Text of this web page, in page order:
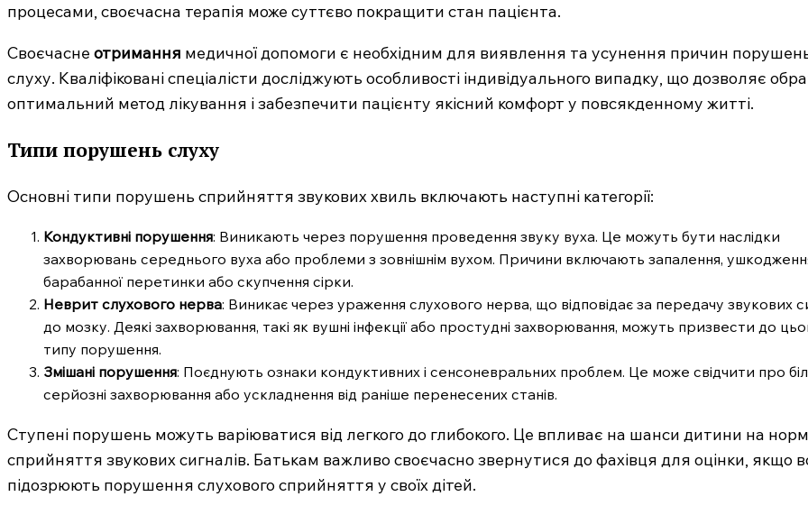
MedTerms.com.ua
професійний медичний
портал
SUBSCRIBE NOW
Company
Підписка
процесами, своєчасна терапія може суттєво покращити стан пацієнта.
Своєчасне отримання медичної допомоги є необхідним для виявлення та усунення причин
слуху. Кваліфіковані спеціалісти досліджують особливості індивідуального випадку, що дозволяє
оптимальний метод лікування і забезпечити пацієнту якісний комфорт у повсякденному житті.
Типи порушень слуху
Основні типи порушень сприйняття звукових хвиль включають наступні категорії:
Кондуктивні порушення: Виникають через порушення проведення звуку вуха. Це можуть бути наслідки
захворювань середнього вуха або проблеми з зовнішнім вухом. Причини включають запалення,
барабанної перетинки або скупчення сірки.
Неврит слухового нерва: Виникає через ураження слухового нерва, що відповідає за передачу звукових
до мозку. Деякі захворювання, такі як вушні інфекції або простудні захворювання, можуть призвести до
типу порушення.
Змішані порушення: Поєднують ознаки кондуктивних і сенсоневральних проблем. Це може свідчити про
серйозні захворювання або ускладнення від раніше перенесених станів.
Ступені порушень можуть варіюватися від легкого до глибокого. Це впливає на шанси дитини на
сприйняття звукових сигналів. Батькам важливо своєчасно звернутися до фахівця для оцінки, якщо
підозрюють порушення слухового сприйняття у своїх дітей.